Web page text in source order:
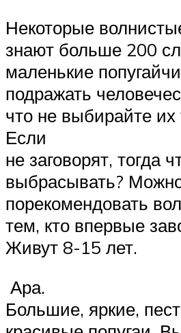
Некоторые
знают больше 200
маленькие
подражать
что не выбирайте их
Если
не заговорят, тогда
выбрасывать?
порекомендовать
тем, кто впервые
Живут 8-15 лет.
Ара.
Большие, яркие,